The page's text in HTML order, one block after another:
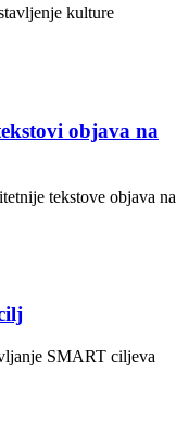
kulture
objava na
tekstove objava na
SMART ciljeva